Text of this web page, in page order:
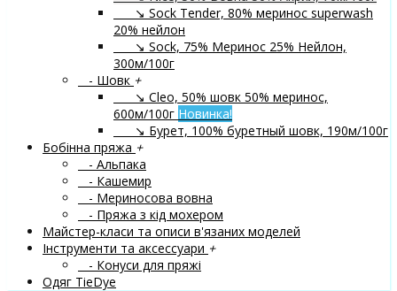
↘ Sock Tender, 80% меринос superwash
20% нейлон
↘ Sock, 75% Меринос 25% Нейлон,
300м/100г
- Шовк +
↘ Cleo, 50% шовк 50% меринос,
600м/100г Новинка!
↘ Бурет, 100% буретный шовк, 190м/100г
Бобінна пряжа +
- Альпака
- Кашемир
- Мериносова вовна
- Пряжа з кід мохером
Майстер-класи та описи в'язаних моделей
Інструменти та аксессуари +
- Конуси для пряжі
Одяг TieDye